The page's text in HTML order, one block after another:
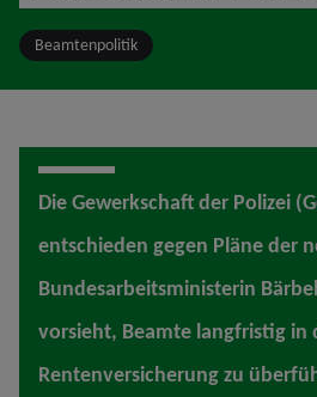
Beamtenpolitik
Die Gewerkschaft der Polizei
entschieden gegen Pläne der
Bundesarbeitsministerin
vorsieht, Beamte langfristig in
Rentenversicherung zu